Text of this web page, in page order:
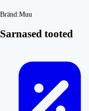
Bränd:Muu
Sarnased tooted